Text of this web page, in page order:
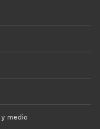
medio